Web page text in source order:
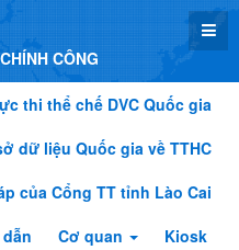
CÔNG
thi thể chế DVC Quốc gia
dữ liệu Quốc gia về TTHC
của Cổng TT tỉnh Lào Cai
Cơ quan Kiosk